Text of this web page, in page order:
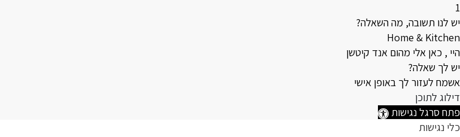
1
יש לנו תשובה, מה השאלה?
Home & Kitchen
היי , כאן אלי מהום אנד קיטשן
יש לך שאלה?
אשמח לעזור לך באופן אישי
דילוג לתוכן
פתח סרגל נגישות
כלי נגישות